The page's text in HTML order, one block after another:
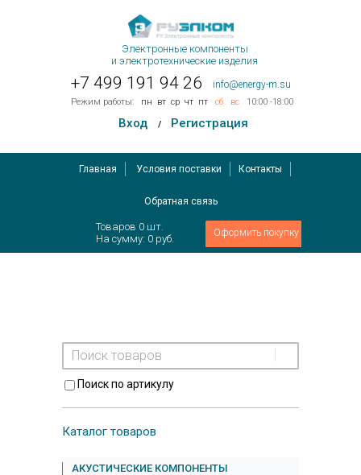
Электронные компоненты
и электротехнические изделия
+7 499 191 94 26 info@energy-m.su
Режим работы: пн вт ср чт пт сб вс 10:00 -18:00
Вход / Регистрация
Главная Условия поставки Контакты
Обратная связь
Оформить покупку
Товаров 0 шт.
На сумму: 0 руб.
Поиск по артикулу
Каталог товаров
АКУСТИЧЕСКИЕ КОМПОНЕНТЫ